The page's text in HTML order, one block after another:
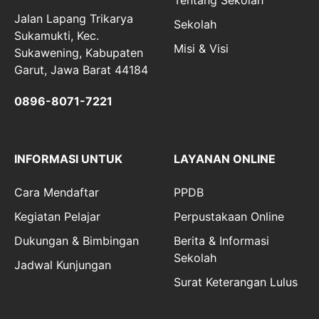
Jalan Lapang Trikarya
Sukamukti, Kec.
Sukawening, Kabupaten
Garut, Jawa Barat 44184
0896-8071-7221
Sekolah
Misi & Visi
INFORMASI UNTUK
Cara Mendaftar
Kegiatan Pelajar
Dukungan & Bimbingan
Jadwal Kunjungan
LAYANAN ONLINE
PPDB
Perpustakaan Online
Berita & Informasi
Sekolah
Surat Keterangan Lulus